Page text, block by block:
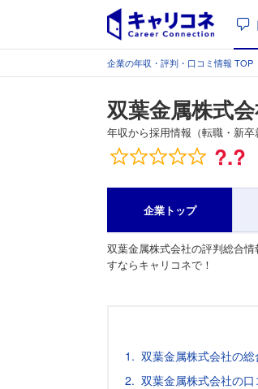
企業の年収・評判・口コミ情報 TOP
双葉金属株式
年収から採用情報（転職・新
総合評価 ?.?
企業トップ
双葉金属株式会社の評判総合
すならキャリコネで！
双葉金属株式会社の総
双葉金属株式会社の